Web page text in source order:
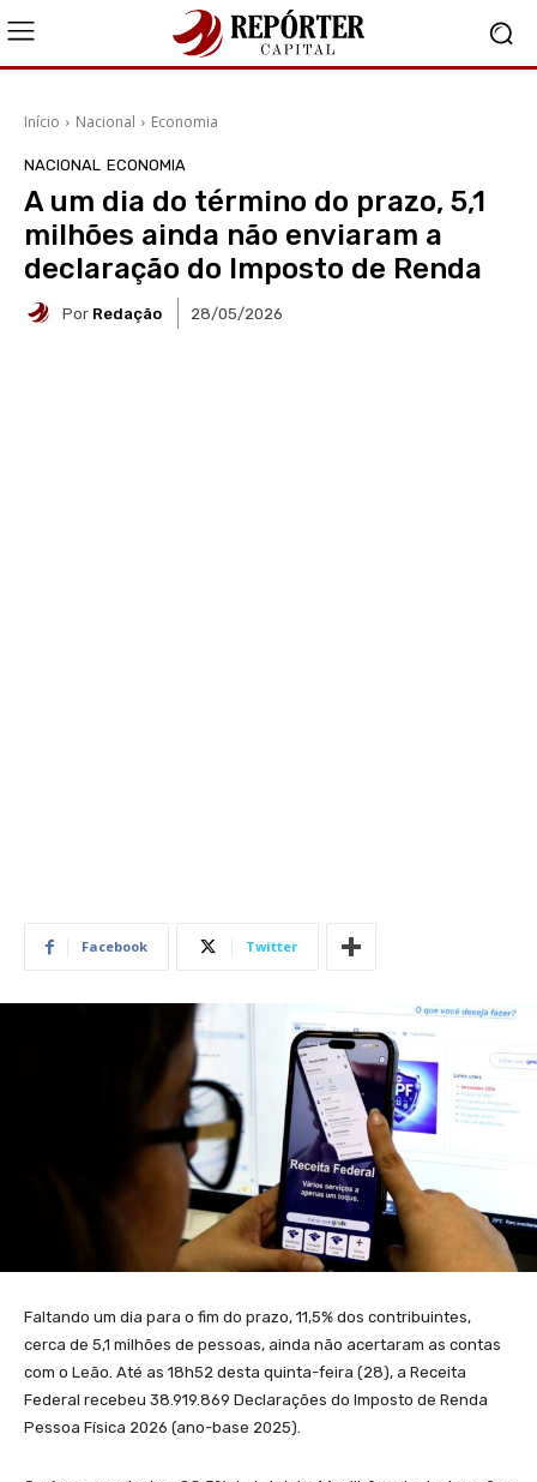
Início Nacional Economia
NACIONAL ECONOMIA
A um dia do término do prazo, 5,1
milhões ainda não enviaram a
declaração do Imposto de Renda
Por Redação 28/05/2026
Facebook Twitter
Faltando um dia para o fim do prazo, 11,5% dos contribuintes,
cerca de 5,1 milhões de pessoas, ainda não acertaram as contas
com o Leão. Até as 18h52 desta quinta-feira (28), a Receita
Federal recebeu 38.919.869 Declarações do Imposto de Renda
Pessoa Física 2026 (ano-base 2025).